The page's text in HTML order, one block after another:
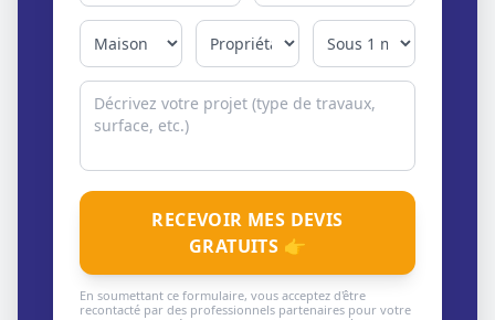
RECEVOIR MES DEVIS
GRATUITS 👉
En soumettant ce formulaire, vous acceptez d'être
recontacté par des professionnels partenaires pour votre